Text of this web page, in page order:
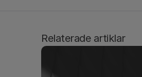
Relaterade artiklar